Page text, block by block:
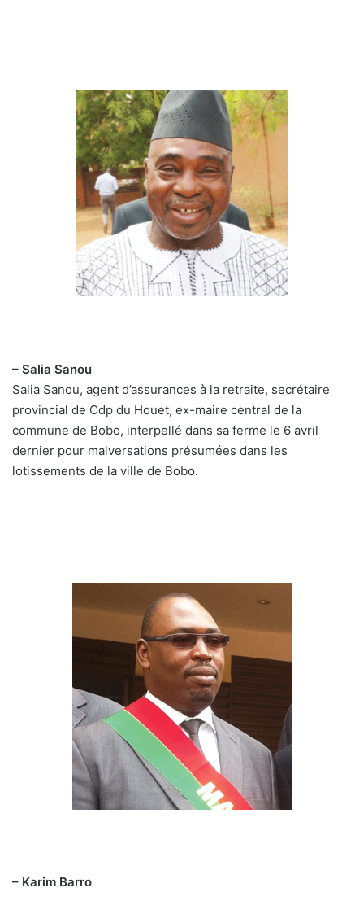
– Salia Sanou
Salia Sanou, agent d’assurances à la retraite, secrétaire
provincial de Cdp du Houet, ex-maire central de la
commune de Bobo, interpellé dans sa ferme le 6 avril
dernier pour malversations présumées dans les
lotissements de la ville de Bobo.
– Karim Barro